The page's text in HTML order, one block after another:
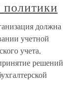
политики
должна
учетной
учета,
решений